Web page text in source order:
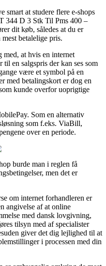
at studere flere e-shops
344 D 3 Stk Til Pms 400 –
dit køb, således at du er
betalelige pris.
at hvis en internet
en salgspris der kan ses som
være et symbol på en
med betalingskort er dog en
kunde overfor uoprigtige
Som en alternativ
som f.eks. ViaBill,
over en periode.
burde man i reglen få
men det er
om internet forhandleren er
angivelse af at online
med dansk lovgivning,
tilsyn med af specialister
giver det dig lejlighed til at
i processen med din